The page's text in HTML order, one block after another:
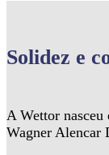
Solidez e
A Wettor nasceu
Wagner Alencar